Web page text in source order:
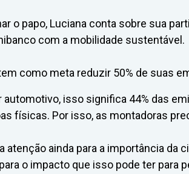
o papo, Luciana conta sobre sua
com a mobilidade sustentável.
como meta reduzir 50% de suas
automotivo, isso significa 44% das
físicas. Por isso, as montadoras
atenção ainda para a importância
o impacto que isso pode ter para